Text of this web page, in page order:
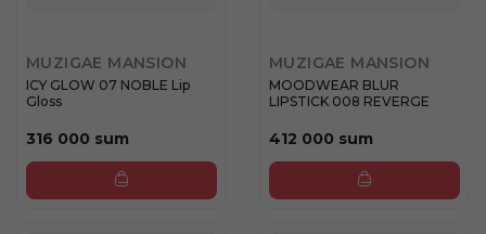
MUZIGAE MANSION
ICY GLOW 07 NOBLE Lip
Gloss
316 000 sum
MUZIGAE MANSION
MOODWEAR BLUR
LIPSTICK 008 REVERGE
412 000 sum